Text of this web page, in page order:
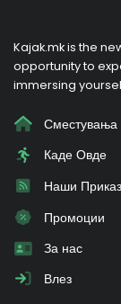
Kajak.mk is the
opportunity to
immersing
Сместувања
Каде Овде
Наши
Промоции
За нас
Влез